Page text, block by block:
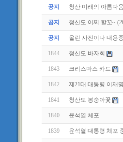
공지 청산 미래의 아름다
공지 청산도 어찌 할꼬~
공지 올린 사진이나 내용
1844 청산도 바자회
1843 크리스마스 카드
1842 제21대 대통령 이재
1841 청산도 봉숭아꽃
1840 윤석열 체포
1839 윤석열 대통령 체포